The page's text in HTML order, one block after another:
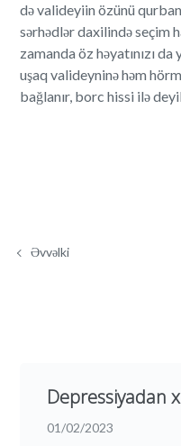
də valideyiin özünü
sərhədlər daxilində seçim
zamanda öz həyatınızı
uşaq valideyninə həm
bağlanır, borc hissi ilə
Əvvəlki
Depressiyadan
01/02/2023